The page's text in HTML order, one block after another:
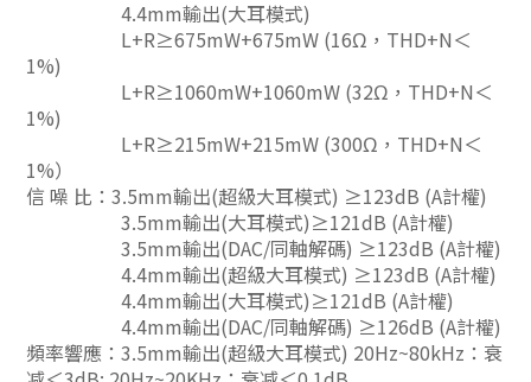
4.4mm輸出(大耳模式)
L+R≥675mW+675mW (16Ω，THD+N＜
1%)
L+R≥1060mW+1060mW (32Ω，THD+N＜
1%)
L+R≥215mW+215mW (300Ω，THD+N＜
1%）
信 噪 比：3.5mm輸出(超級大耳模式) ≥123dB (A計權)
3.5mm輸出(大耳模式)≥121dB (A計權)
3.5mm輸出(DAC/同軸解碼) ≥123dB (A計權)
4.4mm輸出(超級大耳模式) ≥123dB (A計權)
4.4mm輸出(大耳模式)≥121dB (A計權)
4.4mm輸出(DAC/同軸解碼) ≥126dB (A計權)
頻率響應：3.5mm輸出(超級大耳模式) 20Hz~80kHz：衰